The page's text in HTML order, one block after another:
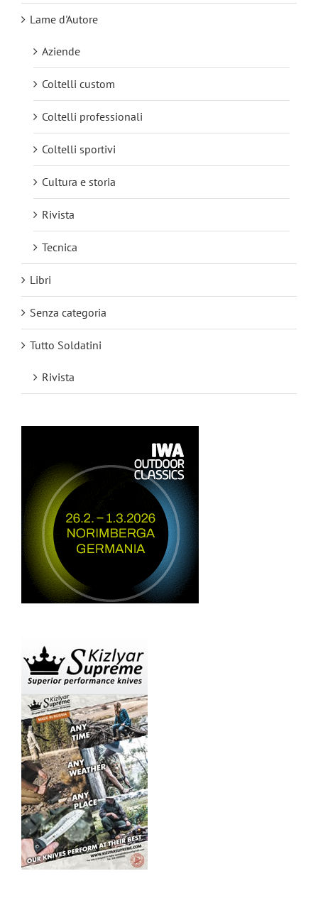
Lame d'Autore
Aziende
Coltelli custom
Coltelli professionali
Coltelli sportivi
Cultura e storia
Rivista
Tecnica
Libri
Senza categoria
Tutto Soldatini
Rivista